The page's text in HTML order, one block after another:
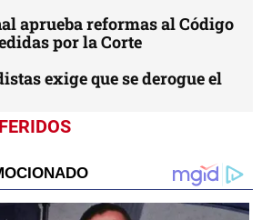
aprueba reformas al Código
por la Corte
exige que se derogue el